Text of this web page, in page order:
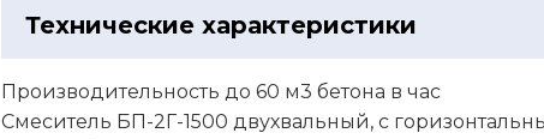
Технические характеристики
Производительность до 60 м3 бетона в час
Смеситель БП-2Г-1500 двухвальный, с